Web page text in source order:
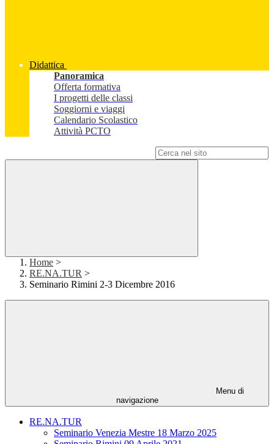
Didattica
Panoramica
Offerta formativa
I progetti delle classi
Soggiorni e viaggi
Calendario Scolastico
Attività PCTO
Home >
RE.NA.TUR >
Seminario Rimini 2-3 Dicembre 2016
Menu di
navigazione
RE.NA.TUR
Seminario Venezia Mestre 18 Marzo 2025